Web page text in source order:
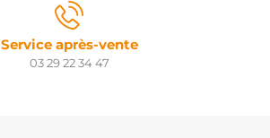
Service après-vente
03 29 22 34 47